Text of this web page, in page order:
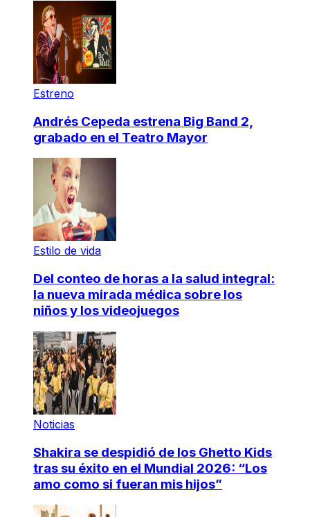
Estreno
Andrés Cepeda estrena Big Band 2,
grabado en el Teatro Mayor
Estilo de vida
Del conteo de horas a la salud integral:
la nueva mirada médica sobre los
niños y los videojuegos
Noticias
Shakira se despidió de los Ghetto Kids
tras su éxito en el Mundial 2026: “Los
amo como si fueran mis hijos”